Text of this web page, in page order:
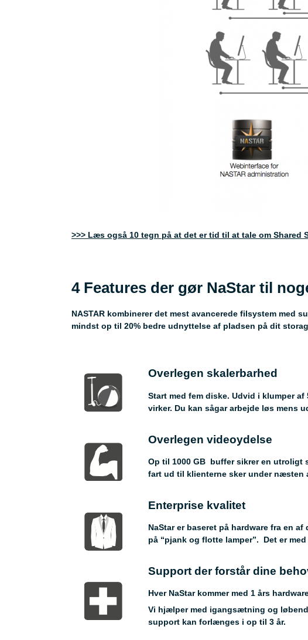
>>> Læs også 10 tegn på at det er tid til at tale om Shared
4 Features der gør NaStar til
NASTAR kombinerer det mest avancerede filsystem
mindst op til 20% bedre udnyttelse af pladsen på dit
Overlegen skalerbarhed
Start med fem diske. Udvid i klumper
virker. Du kan sågar arbejde løs mens
Overlegen videoydelse
Op til 1000 GB buffer sikrer en
fart ud til klienterne sker under næsten
Enterprise kvalitet
NaStar er baseret på hardware fra en
på “pjank og flotte lamper”. Det er
Support der forstår dine
Hver NaStar kommer med 1 års
Vi hjælper med igangsætning og
support kan forlænges i op til 3 år.